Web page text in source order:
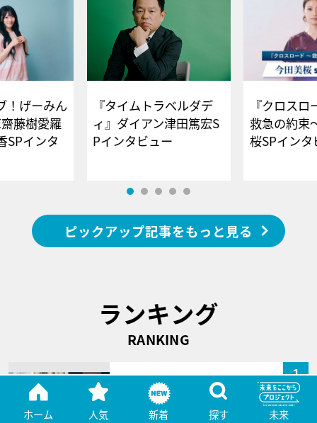
！げーみん
藤樹愛羅
SPインタ
『タイムトラベルダデ
ィ』ダイアン津田篤宏S
Pインタビュー
『クロス
救急の約束
桜SPイ
ピックアップ記事をもっと見る
ランキング
RANKING
1
“ベテラン”船越英一郎がクビ
覚悟のパワハラ謝罪拒
否！“後輩”だけ…
ホーム 人気 新着 探す 未来